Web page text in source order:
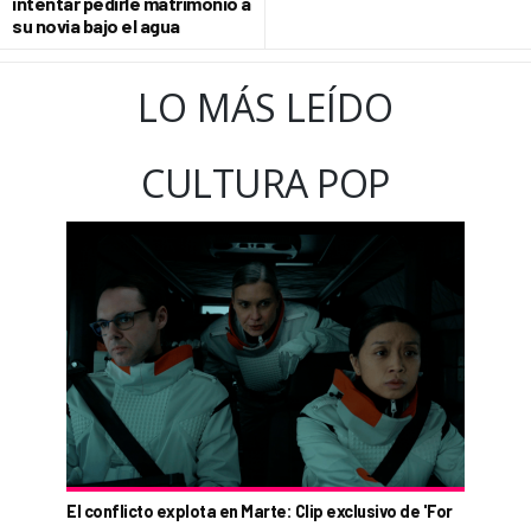
su novia bajo el agua
LO MÁS LEÍDO
CULTURA POP
El conflicto explota en Marte: Clip exclusivo de 'For